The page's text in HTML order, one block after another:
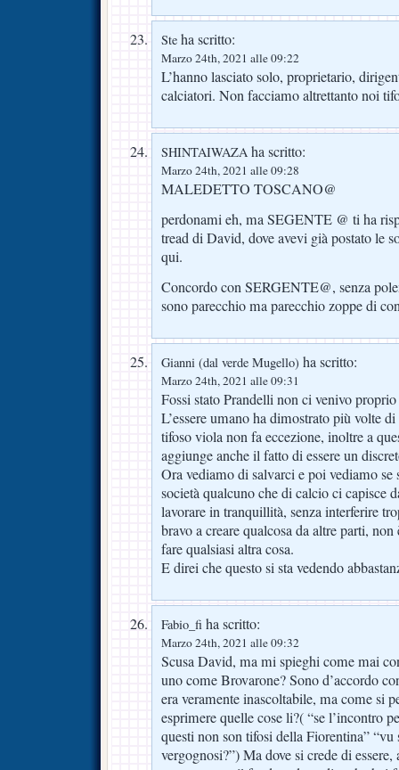
Ste ha scritto:
Marzo 24th, 2021 alle 09:22
L’hanno lasciato solo, proprietario,
calciatori. Non facciamo altrettanto noi
SHINTAIWAZA ha scritto:
Marzo 24th, 2021 alle 09:28
MALEDETTO TOSCANO@
perdonami eh, ma SEGENTE @ ti ha
tread di David, dove avevi già postato le
qui.
Concordo con SERGENTE@, senza
sono parecchio ma parecchio zoppe di
Gianni (dal verde Mugello) ha scritto:
Marzo 24th, 2021 alle 09:31
Fossi stato Prandelli non ci venivo
L’essere umano ha dimostrato più volte
tifoso viola non fa eccezione, inoltre a
aggiunge anche il fatto di essere un
Ora vediamo di salvarci e poi vediamo se
società qualcuno che di calcio ci capisce
lavorare in tranquillità, senza interferire
bravo a creare qualcosa da altre parti,
fare qualsiasi altra cosa.
E direi che questo si sta vedendo
Fabio_fi ha scritto:
Marzo 24th, 2021 alle 09:32
Scusa David, ma mi spieghi come mai
uno come Brovarone? Sono d’accordo
era veramente inascoltabile, ma come si
esprimere quelle cose li?( “se l’incontro
questi non son tifosi della Fiorentina” “vu
vergognosi?”) Ma dove si crede di